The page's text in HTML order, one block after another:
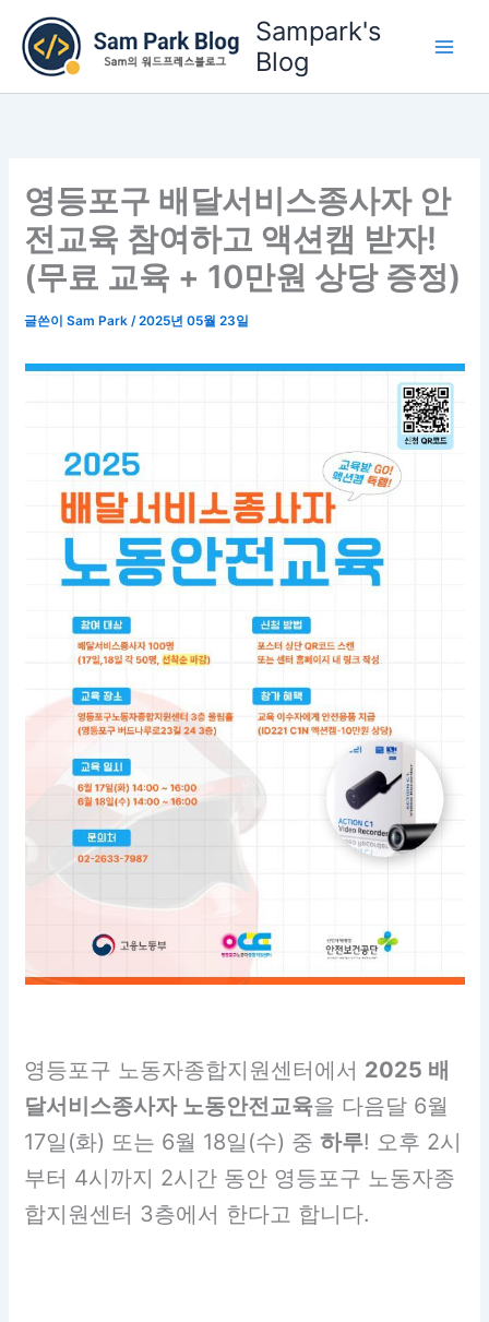
로
Sampark's
Blog
영등포구 배달서비스종사자 안
전교육 참여하고 액션캠 받자!
(무료 교육 + 10만원 상당 증정)
글쓴이Sam Park/2025년 05월 23일
영등포구 노동자종합지원센터에서 2025 배
달서비스종사자 노동안전교육을 다음달 6월
17일(화) 또는 6월 18일(수) 중하루! 오후 2시
부터 4시까지 2시간 동안 영등포구 노동자종
합지원센터 3층에서 한다고 합니다.